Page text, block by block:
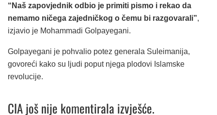
“Naš zapovjednik odbio je primiti pismo i rekao da
nemamo ničega zajedničkog o čemu bi razgovarali”,
izjavio je Mohammadi Golpayegani.
Golpayegani je pohvalio potez generala Suleimanija,
govoreći kako su ljudi poput njega plodovi Islamske
revolucije.
CIA još nije komentirala izvješće.